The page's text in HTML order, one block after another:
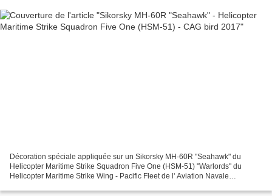
Décoration spéciale appliquée sur un Sikorsky MH-60R "Seahawk" du
Helicopter Maritime Strike Squadron Five One (HSM-51) "Warlords" du
Helicopter Maritime Strike Wing - Pacific Fleet de l' Aviation Navale